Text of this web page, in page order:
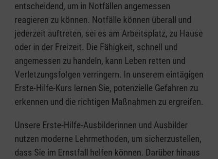
entscheidend, um in Notfällen angemessen
reagieren zu können. Notfälle können überall und
jederzeit auftreten, sei es am Arbeitsplatz, zu Hause
oder in der Freizeit. Die Fähigkeit, schnell und
angemessen zu handeln, kann Leben retten und
Verletzungsfolgen verringern. In unserem eintägigen
Erste-Hilfe-Kurs lernen Sie, potenzielle Gefahren zu
erkennen und die richtigen Maßnahmen zu ergreifen.
Unsere Erste-Hilfe-Ausbilderinnen und Ausbilder
nutzen moderne Lehrmethoden, um sicherzustellen,
dass Sie im Ernstfall helfen können. Darüber hinaus